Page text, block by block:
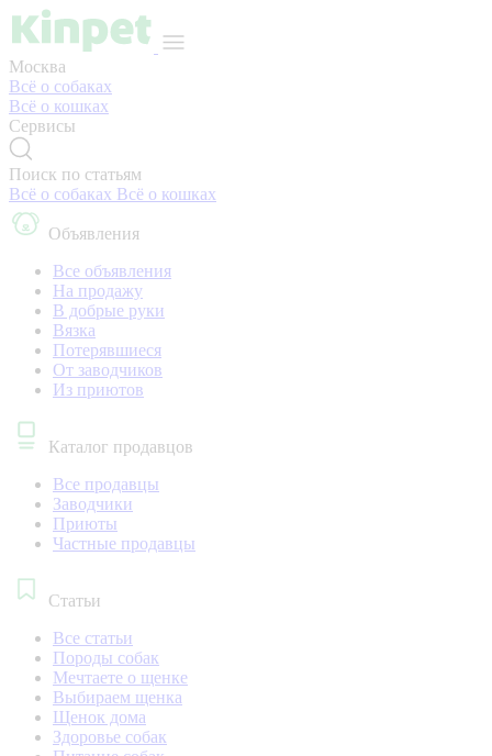
Москва
Всё о собаках
Всё о кошках
Сервисы
Поиск по статьям
Всё о собаках Всё о кошках
Объявления
Все объявления
На продажу
В добрые руки
Вязка
Потерявшиеся
От заводчиков
Из приютов
Каталог продавцов
Все продавцы
Заводчики
Приюты
Частные продавцы
Статьи
Все статьи
Породы собак
Мечтаете о щенке
Выбираем щенка
Щенок дома
Здоровье собак